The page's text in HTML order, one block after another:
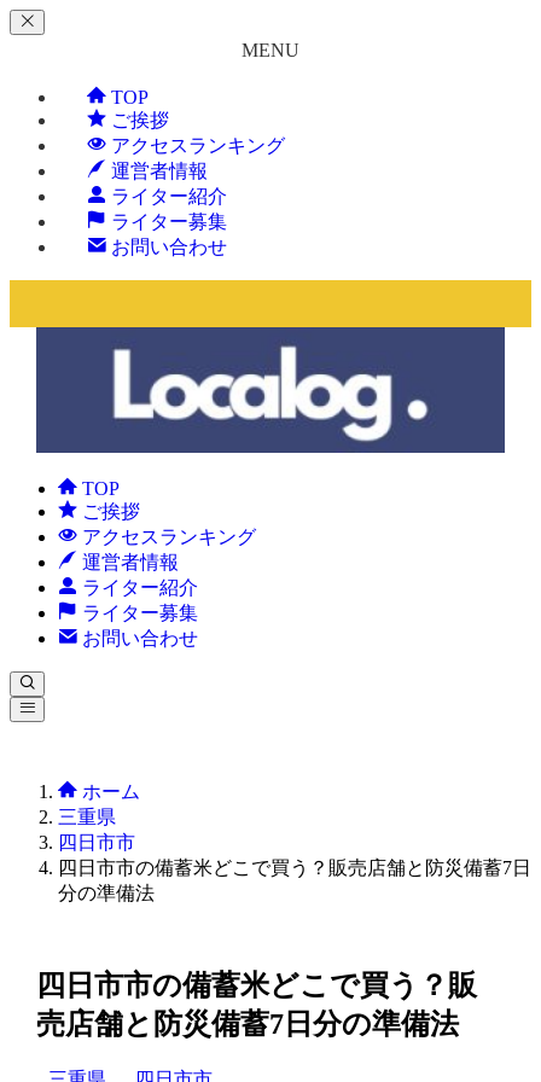
MENU
TOP
ご挨拶
アクセスランキング
運営者情報
ライター紹介
ライター募集
お問い合わせ
TOP
ご挨拶
アクセスランキング
運営者情報
ライター紹介
ライター募集
お問い合わせ
ホーム
三重県
四日市市
四日市市の備蓄米どこで買う？販売店舗と防災備蓄7日
分の準備法
四日市市の備蓄米どこで買う？販
売店舗と防災備蓄7日分の準備法